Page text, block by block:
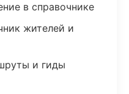
в справочнике
жителей и
и гиды